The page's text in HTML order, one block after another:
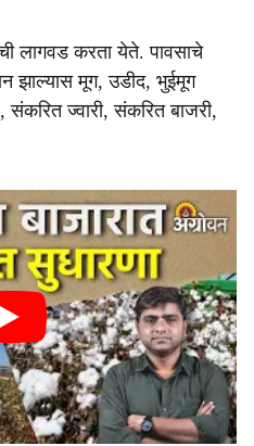
लागवड करता येते. पावसाचे
मूग, उडीद, भुईमूग
संकरित ज्वारी, संकरित बाजरी,